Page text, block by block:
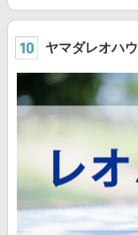
ヤマダレオハ